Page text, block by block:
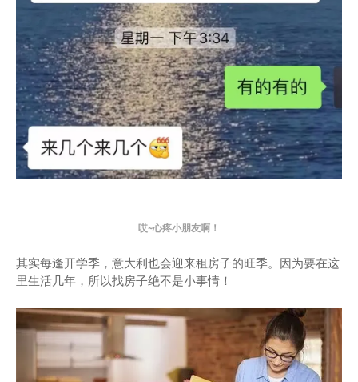
哎~心疼小朋友啊！
其实每逢开学季，意大利也会迎来租房子的旺季。因为要在这
里生活几年，所以找房子绝不是小事情！